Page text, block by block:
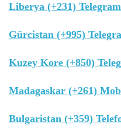
Liberya (+231)
Gürcistan (+995)
Kuzey Kore (+850)
Madagaskar (+261)
Bulgaristan (+359)